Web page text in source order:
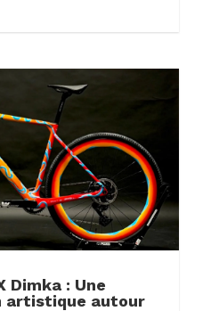
Dimka : Une
artistique autour